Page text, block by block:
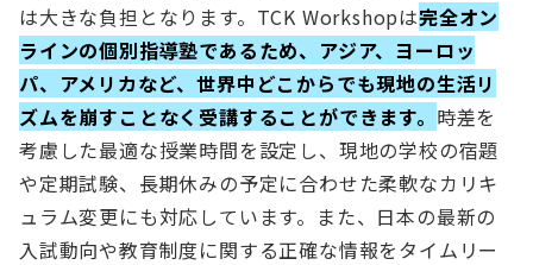
は大きな負担となります。TCK Workshopは完全オン
ラインの個別指導塾であるため、アジア、ヨーロッ
パ、アメリカなど、世界中どこからでも現地の生活リ
ズムを崩すことなく受講することができます。 時差を
考慮した最適な授業時間を設定し、現地の学校の宿題
や定期試験、長期休みの予定に合わせた柔軟なカリキ
ュラム変更にも対応しています。また、日本の最新の
入試動向や教育制度に関する正確な情報をタイムリー